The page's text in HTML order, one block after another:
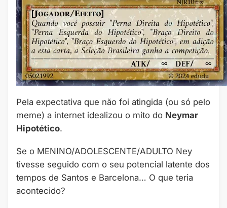
Pela expectativa que não foi atingida (ou só pelo
meme) a internet idealizou o mito do Neymar
Hipotético.
Se o MENINO/ADOLESCENTE/ADULTO Ney
tivesse seguido com o seu potencial latente dos
tempos de Santos e Barcelona… O que teria
acontecido?